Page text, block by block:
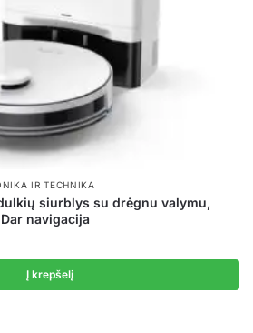
IR TECHNIKA
siurblys su drėgnu valymu,
navigacija
Į krepšelį